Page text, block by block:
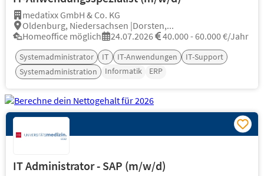
medatixx GmbH & Co. KG
Oldenburg, Niedersachsen |Dorsten,...
Homeoffice möglich
24.07.2026 40.000 - 60.000 €/Jahr
Systemadministrator IT IT-Anwendungen
IT-Support
Systemadministration
Informatik ERP
IT Administrator - SAP (m/w/d)